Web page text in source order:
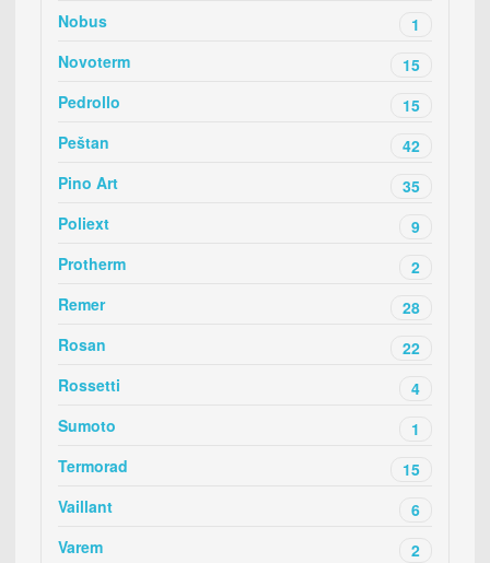
Nobus
1
Novoterm
15
Pedrollo
15
Peštan
42
Pino Art
35
Poliext
9
Protherm
2
Remer
28
Rosan
22
Rossetti
4
Sumoto
1
Termorad
15
Vaillant
6
Varem
2